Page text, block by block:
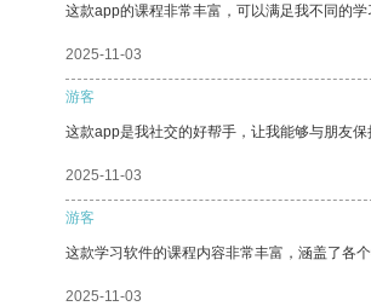
这款app的课程非常丰富，可以满足我不同的
2025-11-03
游客
这款app是我社交的好帮手，让我能够与朋友保
2025-11-03
游客
这款学习软件的课程内容非常丰富，涵盖了各
2025-11-03